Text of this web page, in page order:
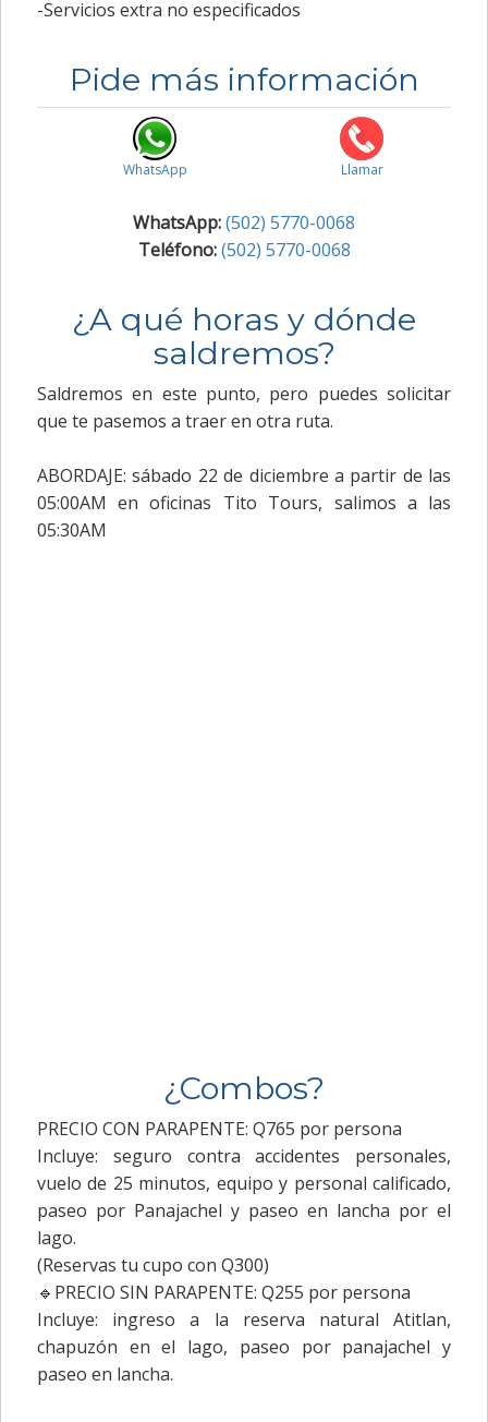
-Servicios extra no especificados
Pide más información
WhatsApp Llamar
WhatsApp:(502) 5770-0068
Teléfono: (502) 5770-0068
¿A qué horas y dónde
saldremos?
Saldremos en este punto, pero puedes solicitar
que te pasemos a traer en otra ruta.
ABORDAJE: sábado 22 de diciembre a partir de las
05:00AM en oficinas Tito Tours, salimos a las
05:30AM
¿Combos?
PRECIO CON PARAPENTE: Q765 por persona
Incluye: seguro contra accidentes personales,
vuelo de 25 minutos, equipo y personal calificado,
paseo por Panajachel y paseo en lancha por el
lago.
(Reservas tu cupo con Q300)
🔹PRECIO SIN PARAPENTE: Q255 por persona
Incluye: ingreso a la reserva natural Atitlan,
chapuzón en el lago, paseo por panajachel y
paseo en lancha.